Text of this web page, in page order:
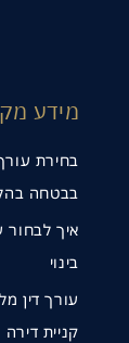
מידע
בחירת
בבטחה
איך לבחור
בינוי
עורך דין
קניית דירה